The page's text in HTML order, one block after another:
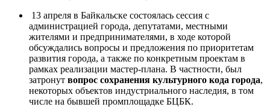
13 апреля в Байкальске состоялась сессия с
администрацией города, депутатами, местными
жителями и предпринимателями, в ходе которой
обсуждались вопросы и предложения по приоритетам
развития города, а также по конкретным проектам в
рамках реализации мастер-плана. В частности, был
затронут вопрос сохранения культурного кода города,
некоторых объектов индустриального наследия, в том
числе на бывшей промплощадке БЦБК.